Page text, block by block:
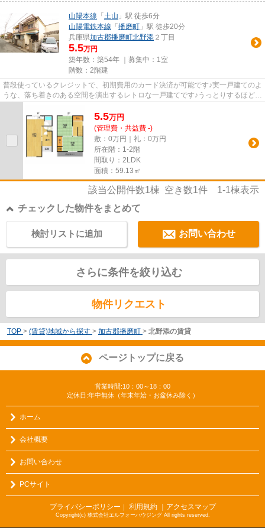
山陽本線 「 土山 」駅 徒歩6分
山陽電鉄本線 「 播磨町 」駅 徒歩20分
兵庫県加古郡播磨町北野添 ２丁目
5.5万円
築年数：築54年 ｜募集中： 1室
階数：2階建
普段使っているクレジットで、初期費用のカード決済が可能です♪実一戸建てのよ
うな、落ち着きのある空間を演出するレトロな一戸建てです♪うっとりするほど眺
5.5万円
(管理費・共益費 -)
敷：0万円｜礼：0万円
所在階：1-2階
間取り：2LDK
面積：59.13㎡
該当公開件数1棟 空き数1件 1-1棟表示
チェックした物件をまとめて
お問い合わせ
検討リストに追加
さらに条件を絞り込む
物件リクエスト
TOP > (賃貸)地域から探す > 加古郡播磨町 > 北野添の賃貸
ページトップに戻る
営業時間:10：00～18：00
定休日:年中無休（年末年始・お盆休み除く）
ホーム
会社概要
お問い合わせ
PCサイト
プライバシーポリシー ｜ 利用規約 ｜アクセスマップ
Copyright(c) 株式会社エルフォーハウジング All rights reserved.